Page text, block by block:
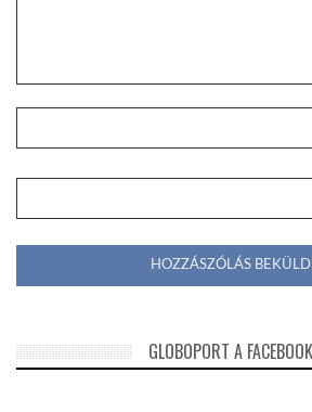
GLOBOPORT A